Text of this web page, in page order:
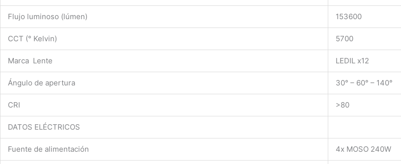
Flujo luminoso (lúmen) 153600
CCT (° Kelvin) 5700
Marca Lente LEDIL x12
Ángulo de apertura 30° – 60° – 140°
CRI >80
DATOS ELÉCTRICOS
Fuente de alimentación 4x MOSO 240W